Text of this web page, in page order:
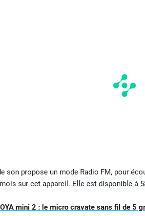
son propose un mode Radio FM, pour
sur cet appareil. Elle est disponible à
mini 2 : le micro cravate sans fil de 5